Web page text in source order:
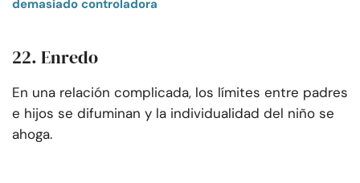
demasiado controladora
22. Enredo
En una relación complicada, los límites entre padres
e hijos se difuminan y la individualidad del niño se
ahoga.